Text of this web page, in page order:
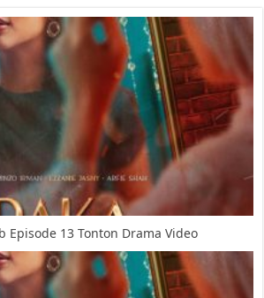
Episode 13 Tonton Drama Video